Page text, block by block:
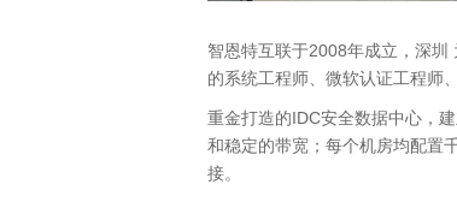
智恩特互联于2008年成立，深
的系统工程师、微软认证工程师
重金打造的IDC安全数据中心，
和稳定的带宽；每个机房均配置
接。